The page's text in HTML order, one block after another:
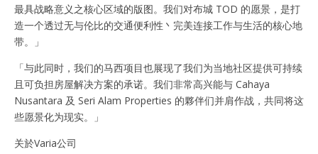
最具战略意义之核心区域的版图。我们对布城 TOD 的愿景，是打
造一个透过无与伦比的交通便利性丶完美连接工作与生活的核心地
带。」
「与此同时，我们的马西项目也展现了我们为当地社区提供可持续
且可负担房屋解决方案的承诺。我们非常高兴能与 Cahaya
Nusantara 及 Seri Alam Properties 的夥伴们并肩作战，共同将这
些愿景化为现实。」
关於Varia公司